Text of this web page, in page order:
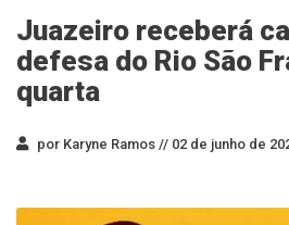
Juazeiro receberá
defesa do Rio São
quarta
por Karyne Ramos // 02 de junho de